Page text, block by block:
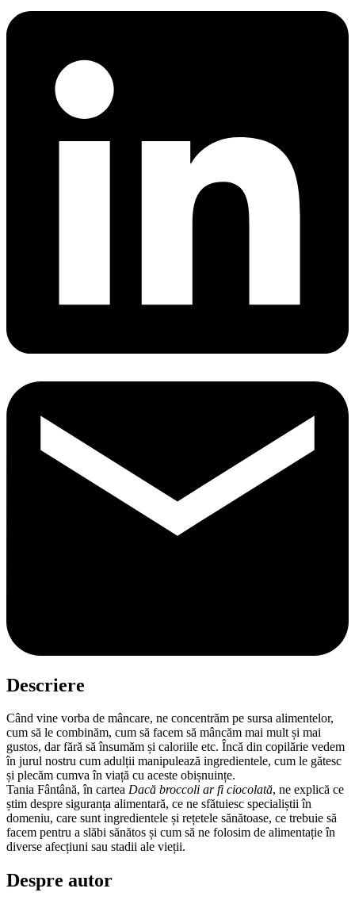
Descriere
Când vine vorba de mâncare, ne concentrăm pe sursa alimentelor,
cum să le combinăm, cum să facem să mâncăm mai mult și mai
gustos, dar fără să însumăm și caloriile etc. Încă din copilărie vedem
în jurul nostru cum adulții manipulează ingredientele, cum le gătesc
și plecăm cumva în viață cu aceste obișnuințe.
Tania Fântână, în cartea Dacă broccoli ar fi ciocolată, ne explică ce
știm despre siguranța alimentară, ce ne sfătuiesc specialiștii în
domeniu, care sunt ingredientele și rețetele sănătoase, ce trebuie să
facem pentru a slăbi sănătos și cum să ne folosim de alimentație în
diverse afecțiuni sau stadii ale vieții.
Despre autor